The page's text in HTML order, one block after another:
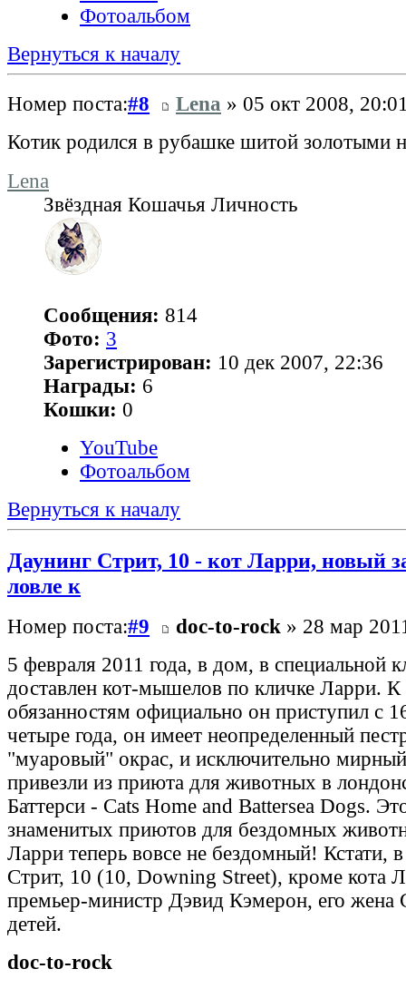
Фотоальбом
Вернуться к началу
Номер поста:#8 Lena » 05 окт 2008,
Котик родился в рубашке шитой золотыми
Lena
Звёздная Кошачья Личность
Сообщения: 814
Фото: 3
Зарегистрирован: 10 дек 2007, 22:36
Награды: 6
Кошки: 0
YouTube
Фотоальбом
Вернуться к началу
Даунинг Стрит, 10 - кот Ларри, новый
ловле к
Номер поста:#9 doc-to-rock » 28 мар
5 февраля 2011 года, в дом, в специальной
доставлен кот-мышелов по кличке Ларри.
обязанностям официально он приступил с
четыре года, он имеет неопределенный
"муаровый" окрас, и исключительно
привезли из приюта для животных в
Баттерси - Cats Home and Battersea Dogs.
знаменитых приютов для бездомных
Ларри теперь вовсе не бездомный! Кстати,
Стрит, 10 (10, Downing Street), кроме кота
премьер-министр Дэвид Кэмерон, его жена
детей.
doc-to-rock